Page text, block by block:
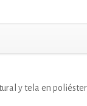
y tela en